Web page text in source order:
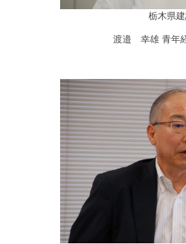
栃木県
渡邉 幸雄 青年